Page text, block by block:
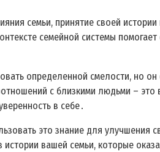
семьи, принятие своей
семейной системы помогает
определенной смелости, но
с близкими людьми – это
в себе․
это знание для улучшения
вашей семьи, которые